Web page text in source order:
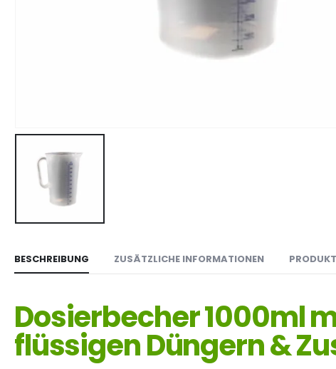
BESCHREIBUNG ZUSÄTZLICHE INFORMATIONEN
Dosierbecher 1000ml
flüssigen Düngern &